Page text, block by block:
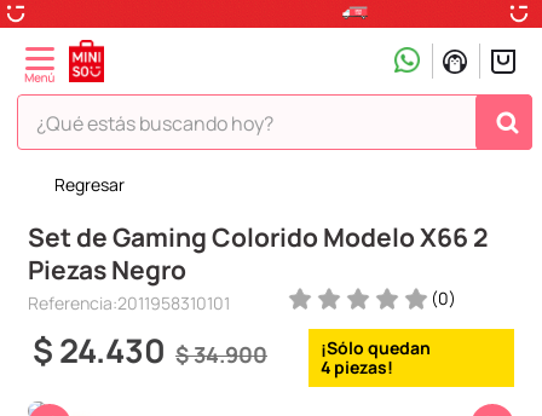
¿Qué estás buscando hoy?
Regresar
Set de Gaming Colorido Modelo X66 2
Piezas Negro
Referencia:2011958310101 (0)
$34.900
$24.430 4
TÉRMINOS MÁS BUSCADOS
1.
peluche
2.
hello kitty
3.
snoopy
4.
ositos cariñositos
5.